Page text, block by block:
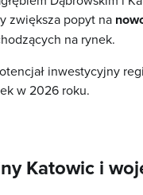
zwiększa popyt na
na rynek.
inwestycyjny
w 2026 roku.
Katowic i